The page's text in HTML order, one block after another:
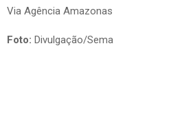
Via Agência Amazonas
Foto: Divulgação/Sema